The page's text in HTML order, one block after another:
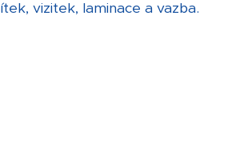
vizitek, laminace a vazba.